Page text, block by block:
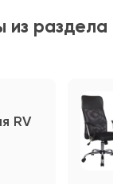
из раздела
RV